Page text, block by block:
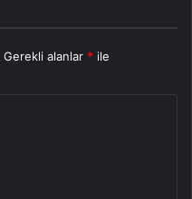
Gerekli alanlar * ile